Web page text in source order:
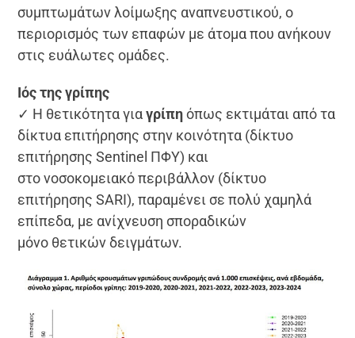
συμπτωμάτων λοίμωξης αναπνευστικού, ο
περιορισμός των επαφών με άτομα που ανήκουν
στις ευάλωτες ομάδες.
Ιός της γρίπης
✓ Η θετικότητα γιαγρίπηόπως εκτιμάται από τα
δίκτυα επιτήρησης στην κοινότητα (δίκτυο
επιτήρησης Sentinel ΠΦΥ) και
στο νοσοκομειακό περιβάλλον (δίκτυο
επιτήρησης SARI), παραμένει σε πολύ χαμηλά
επίπεδα, με ανίχνευση σποραδικών
μόνο θετικών δειγμάτων.